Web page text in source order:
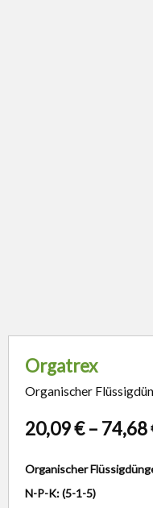
Orgatrex
Organischer
20,09€ – 74,68
Organischer
N-P-K: (5-1-5)